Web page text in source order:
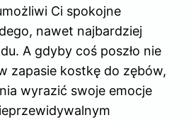
Ci spokojne
nawet najbardziej
A gdyby coś poszło nie
zapasie kostkę do zębów,
wyrazić swoje emocje